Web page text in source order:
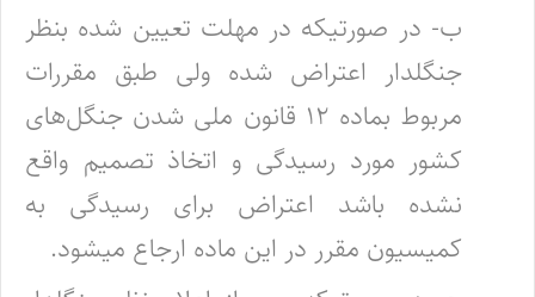
ب- در صورتیکه در مهلت تعیین شده بنظر
جنگلدار اعتراض شده ولی طبق مقررات
مربوط بماده ۱۲ قانون ملی شدن جنگل‌های
کشور مورد ‌رسیدگی و اتخاذ تصمیم واقع
نشده باشد اعتراض برای رسیدگی به
کمیسیون مقرر در این ماده ارجاع میشود.